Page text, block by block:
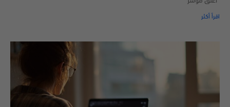
اقرأ أكثر